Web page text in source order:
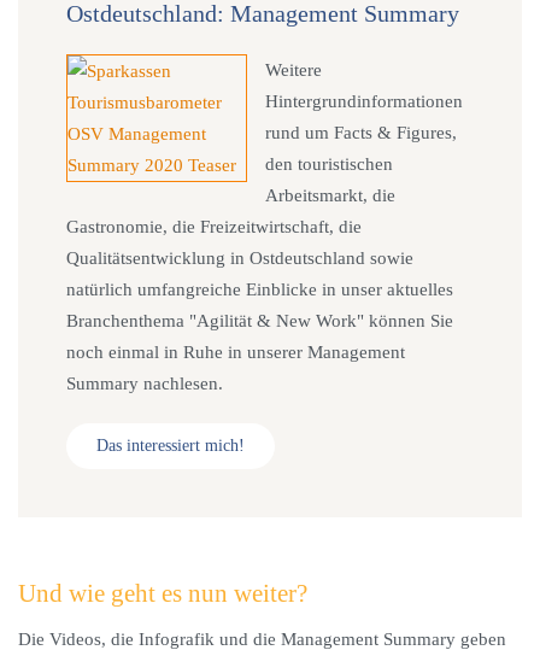
Ostdeutschland: Management Summary
Weitere
Hintergrundinformationen
rund um Facts & Figures,
den touristischen
Arbeitsmarkt, die
Gastronomie, die Freizeitwirtschaft, die
Qualitätsentwicklung in Ostdeutschland sowie
natürlich umfangreiche Einblicke in unser aktuelles
Branchenthema "Agilität & New Work" können Sie
noch einmal in Ruhe in unserer Management
Summary nachlesen.
Das interessiert mich!
Und wie geht es nun weiter?
Die Videos, die Infografik und die Management Summary geben